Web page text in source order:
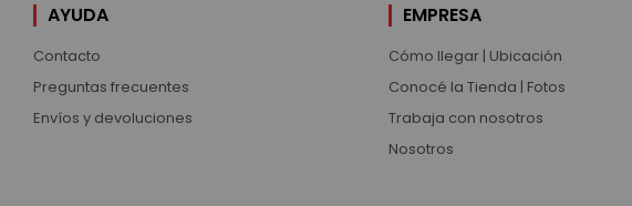
AYUDA
Contacto
Preguntas frecuentes
Envíos y devoluciones
EMPRESA
Cómo llegar | Ubicación
Conocé la Tienda | Fotos
Trabaja con nosotros
Nosotros